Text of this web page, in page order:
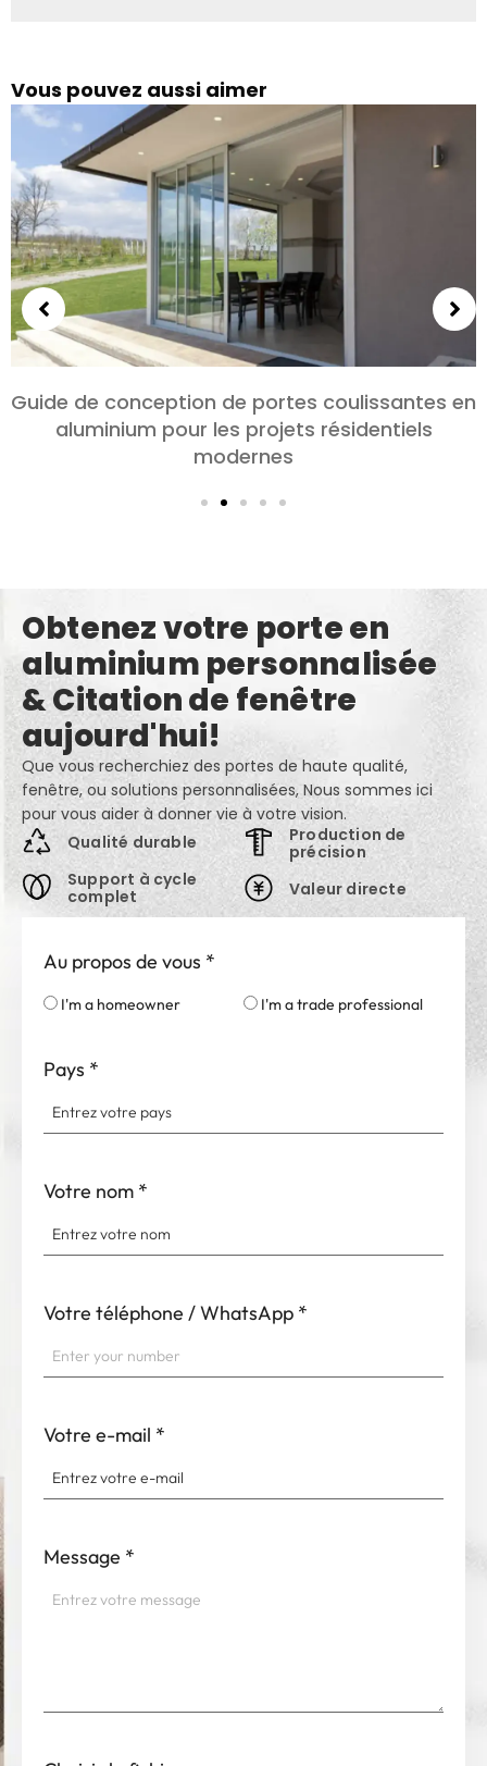
Vous pouvez aussi aimer
Choisir des portes en aluminium pour les
chambres et les salons: Confort, Style, et
confidentialité
Obtenez votre porte en
aluminium personnalisée
& Citation de fenêtre
aujourd'hui!
Que vous recherchiez des portes de haute qualité,
fenêtre, ou solutions personnalisées, Nous sommes ici
pour vous aider à donner vie à votre vision.
Qualité durable
Support à cycle
complet
Production de
précision
Valeur directe
Au propos de vous *
I'm a homeowner I'm a trade professional
Pays *
Votre nom *
Votre téléphone / WhatsApp *
Votre e-mail *
Message *